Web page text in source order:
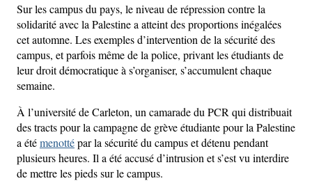
Sur les campus du pays, le niveau de répression contre la
solidarité avec la Palestine a atteint des proportions inégalées
cet automne. Les exemples d’intervention de la sécurité des
campus, et parfois même de la police, privant les étudiants de
leur droit démocratique à s’organiser, s’accumulent chaque
semaine.
À l’université de Carleton, un camarade du PCR qui distribuait
des tracts pour la campagne de grève étudiante pour la Palestine
a étémenottépar la sécurité du campus et détenu pendant
plusieurs heures. Il a été accusé d’intrusion et s’est vu interdire
de mettre les pieds sur le campus.